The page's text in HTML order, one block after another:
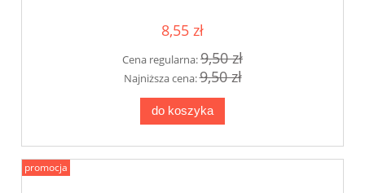
8,55 zł
Cena regularna:9,50 zł
Najniższa cena:9,50 zł
do koszyka
promocja